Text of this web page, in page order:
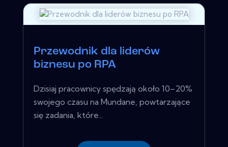
Przewodnik dla liderów
biznesu po RPA
Dzisiaj pracownicy spędzają około 10–20%
swojego czasu na Mundane, powtarzające
się zadania, które...